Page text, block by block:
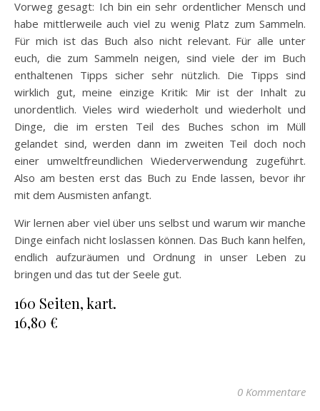
Vorweg gesagt: Ich bin ein sehr ordentlicher Mensch und
habe mittlerweile auch viel zu wenig Platz zum Sammeln.
Für mich ist das Buch also nicht relevant. Für alle unter
euch, die zum Sammeln neigen, sind viele der im Buch
enthaltenen Tipps sicher sehr nützlich. Die Tipps sind
wirklich gut, meine einzige Kritik: Mir ist der Inhalt zu
unordentlich. Vieles wird wiederholt und wiederholt und
Dinge, die im ersten Teil des Buches schon im Müll
gelandet sind, werden dann im zweiten Teil doch noch
einer umweltfreundlichen Wiederverwendung zugeführt.
Also am besten erst das Buch zu Ende lassen, bevor ihr
mit dem Ausmisten anfangt.
Wir lernen aber viel über uns selbst und warum wir manche
Dinge einfach nicht loslassen können. Das Buch kann helfen,
endlich aufzuräumen und Ordnung in unser Leben zu
bringen und das tut der Seele gut.
160 Seiten, kart.
16,80 €
0 Kommentare